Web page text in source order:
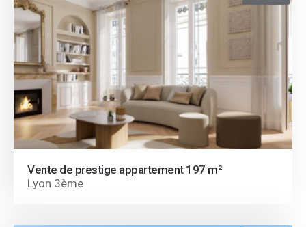
Vente de prestige appartement 197 m²
Lyon 3ème